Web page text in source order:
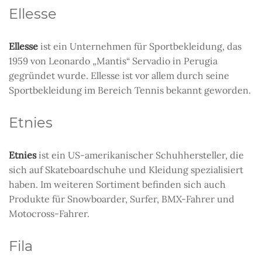
Ellesse
Ellesse ist ein Unternehmen für Sportbekleidung, das
1959 von Leonardo „Mantis“ Servadio in Perugia
gegründet wurde. Ellesse ist vor allem durch seine
Sportbekleidung im Bereich Tennis bekannt geworden.
Etnies
Etniesist ein US-amerikanischer Schuhhersteller, die
sich auf Skateboardschuhe und Kleidung spezialisiert
haben. Im weiteren Sortiment befinden sich auch
Produkte für Snowboarder, Surfer, BMX-Fahrer und
Motocross-Fahrer.
Fila